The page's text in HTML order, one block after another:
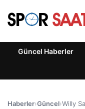
Güncel Haberler
Haberler›Güncel›Willy